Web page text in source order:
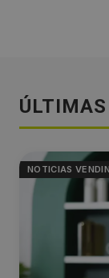
NOTICIAS